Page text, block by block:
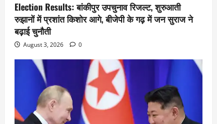
Election Results: बांकीपुर उपचुनाव रिजल्ट, शुरुआती
रुझानों में प्रशांत किशोर आगे, बीजेपी के गढ़ में जन सुराज ने
बढ़ाई चुनौती
August 3, 2026 0